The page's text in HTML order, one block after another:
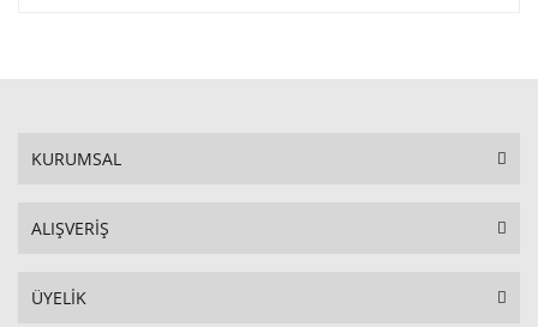
KURUMSAL
ALIŞVERİŞ
ÜYELİK